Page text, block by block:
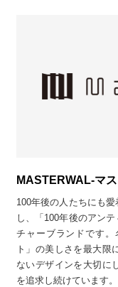
MASTERWAL-マ
100年後の人たちにも
し、「100年後のアン
チャーブランドです
ト」の美しさを最大限
ないデザインを大切に
を追求し続けています。